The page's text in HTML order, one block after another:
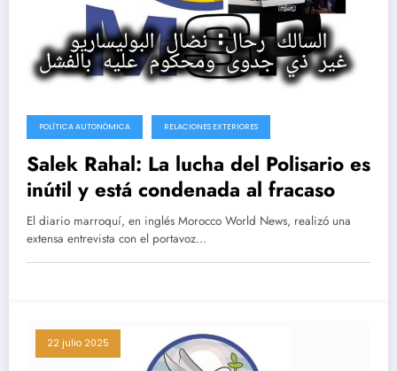
POLÍTICA AUTONÓMICA RELACIONES EXTERIORES
Salek Rahal: La lucha del Polisario es
inútil y está condenada al fracaso
El diario marroquí, en inglés Morocco World News, realizó una
extensa entrevista con el portavoz…
22 julio 2025